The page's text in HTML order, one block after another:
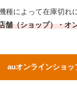
種によって在庫切れ
舗（ショップ）・オ
auオンラインショッ